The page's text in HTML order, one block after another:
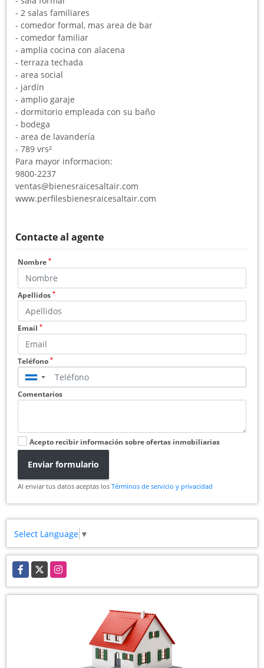
- 2 salas familiares
- comedor formal, mas area de bar
- comedor familiar
- amplia cocina con alacena
- terraza techada
- area social
- jardín
- amplio garaje
- dormitorio empleada con su baño
- bodega
- area de lavandería
- 789 vrs²
Para mayor informacion:
9800-2237
ventas@bienesraicesaltair.com
www.perfilesbienesraicesaltair.com
Contacte al agente
Nombre *
Apellidos *
Email *
Teléfono *
▼
Comentarios
Acepto recibir información sobre ofertas inmobiliarias
Enviar formulario
Al enviar tus datos aceptas los Términos de servicio y privacidad
Select Language ▼
Facebook
X Instagram